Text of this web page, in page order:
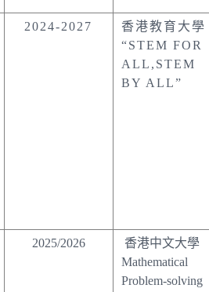
2024-2027
香港教育大學
“STEM FOR
ALL,STEM
BY ALL”
2025/2026
香港中文大學
Mathematical
Problem-solving